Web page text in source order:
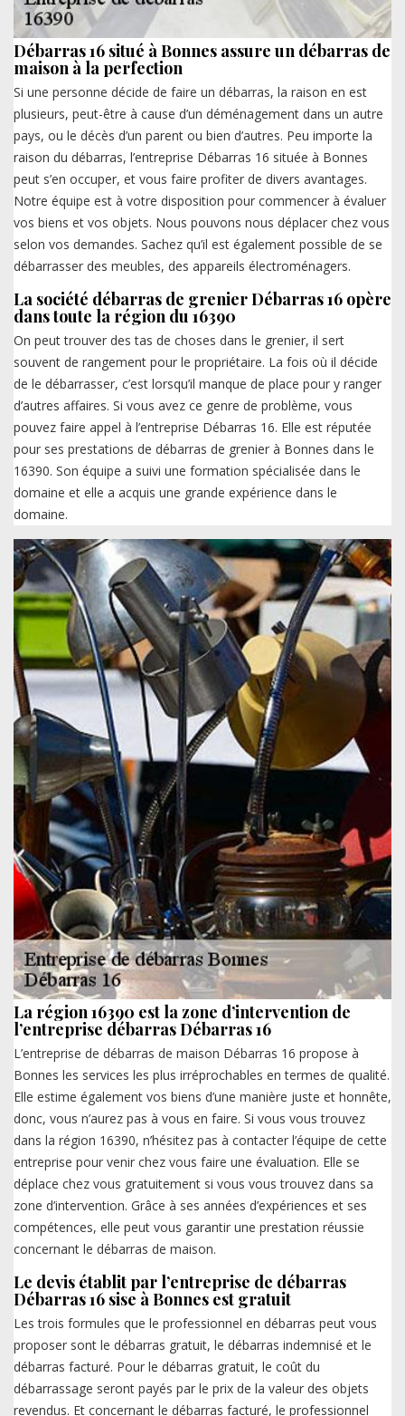
Débarras 16 situé à Bonnes assure un débarras de
maison à la perfection
Si une personne décide de faire un débarras, la raison en est
plusieurs, peut-être à cause d’un déménagement dans un autre
pays, ou le décès d’un parent ou bien d’autres. Peu importe la
raison du débarras, l’entreprise Débarras 16 située à Bonnes
peut s’en occuper, et vous faire profiter de divers avantages.
Notre équipe est à votre disposition pour commencer à évaluer
vos biens et vos objets. Nous pouvons nous déplacer chez vous
selon vos demandes. Sachez qu’il est également possible de se
débarrasser des meubles, des appareils électroménagers.
La société débarras de grenier Débarras 16 opère
dans toute la région du 16390
On peut trouver des tas de choses dans le grenier, il sert
souvent de rangement pour le propriétaire. La fois où il décide
de le débarrasser, c’est lorsqu’il manque de place pour y ranger
d’autres affaires. Si vous avez ce genre de problème, vous
pouvez faire appel à l’entreprise Débarras 16. Elle est réputée
pour ses prestations de débarras de grenier à Bonnes dans le
16390. Son équipe a suivi une formation spécialisée dans le
domaine et elle a acquis une grande expérience dans le
domaine.
La région 16390 est la zone d’intervention de
l’entreprise débarras Débarras 16
L’entreprise de débarras de maison Débarras 16 propose à
Bonnes les services les plus irréprochables en termes de qualité.
Elle estime également vos biens d’une manière juste et honnête,
donc, vous n’aurez pas à vous en faire. Si vous vous trouvez
dans la région 16390, n’hésitez pas à contacter l’équipe de cette
entreprise pour venir chez vous faire une évaluation. Elle se
déplace chez vous gratuitement si vous vous trouvez dans sa
zone d’intervention. Grâce à ses années d’expériences et ses
compétences, elle peut vous garantir une prestation réussie
concernant le débarras de maison.
Le devis établit par l’entreprise de débarras
Débarras 16 sise à Bonnes est gratuit
Les trois formules que le professionnel en débarras peut vous
proposer sont le débarras gratuit, le débarras indemnisé et le
débarras facturé. Pour le débarras gratuit, le coût du
débarrassage seront payés par le prix de la valeur des objets
revendus. Et concernant le débarras facturé, le professionnel